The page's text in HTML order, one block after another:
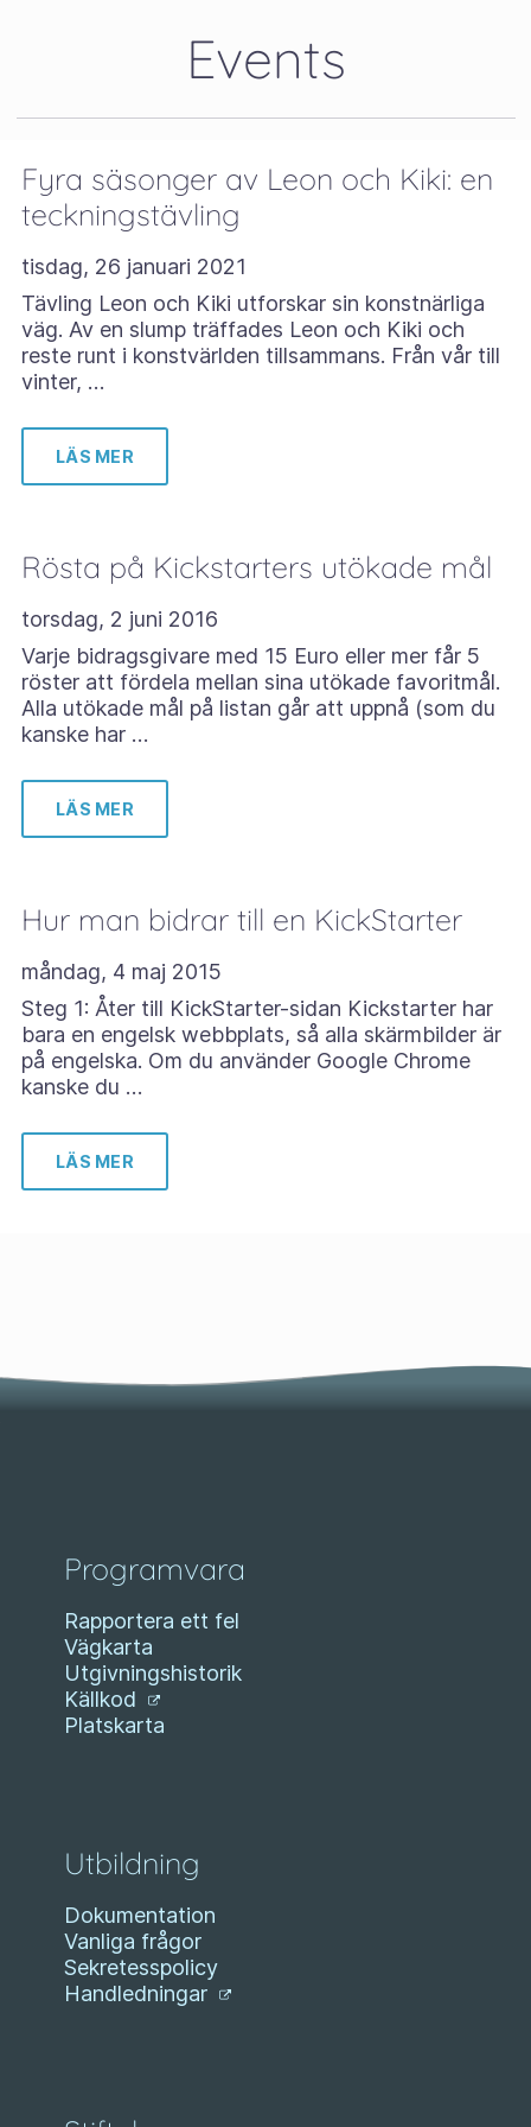
Events
Fyra säsonger av Leon och Kiki: en
teckningstävling
tisdag, 26 januari 2021
Tävling Leon och Kiki utforskar sin konstnärliga
väg. Av en slump träffades Leon och Kiki och
reste runt i konstvärlden tillsammans. Från vår till
vinter, …
LÄS MER
Rösta på Kickstarters utökade mål
torsdag, 2 juni 2016
Varje bidragsgivare med 15 Euro eller mer får 5
röster att fördela mellan sina utökade favoritmål.
Alla utökade mål på listan går att uppnå (som du
kanske har …
LÄS MER
Hur man bidrar till en KickStarter
måndag, 4 maj 2015
Steg 1: Åter till KickStarter-sidan Kickstarter har
bara en engelsk webbplats, så alla skärmbilder är
på engelska. Om du använder Google Chrome
kanske du …
LÄS MER
Programvara
Rapportera ett fel
Vägkarta
Utgivningshistorik
Källkod
Platskarta
Utbildning
Dokumentation
Vanliga frågor
Sekretesspolicy
Handledningar